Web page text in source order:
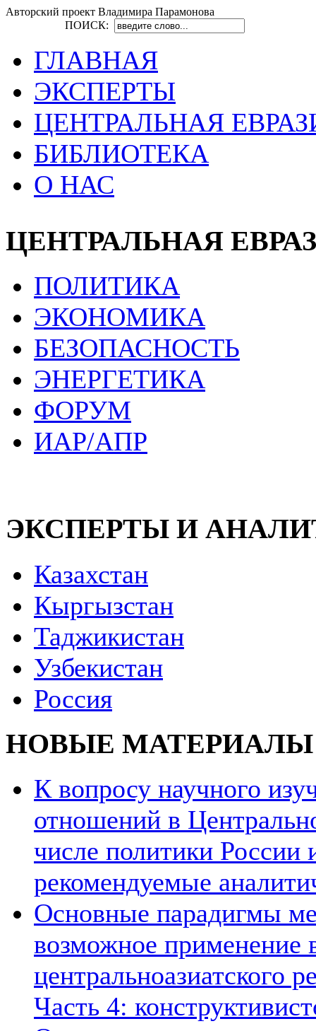
Авторский проект Владимира Парамонова
ПОИСК:
ГЛАВНАЯ
ЭКСПЕРТЫ
ЦЕНТРАЛЬНАЯ
БИБЛИОТЕКА
О НАС
ЦЕНТРАЛЬНАЯ
ПОЛИТИКА
ЭКОНОМИКА
БЕЗОПАСНОСТЬ
ЭНЕРГЕТИКА
ФОРУМ
ИАР/АПР
ЭКСПЕРТЫ И
Казахстан
Кыргызстан
Таджикистан
Узбекистан
Россия
НОВЫЕ МАТЕРИАЛЫ
К вопросу научного
отношений в
числе политики России
рекомендуемые
Основные парадигмы
возможное применение
центральноазиатского
Часть 4: